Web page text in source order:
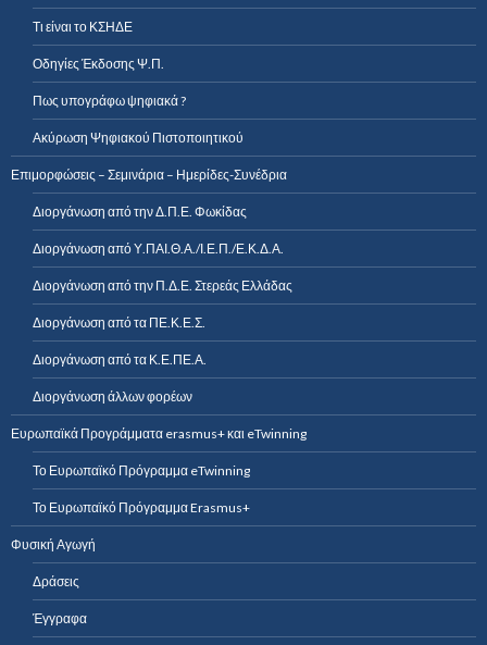
Τι είναι το ΚΣΗΔΕ
Οδηγίες Έκδοσης Ψ.Π.
Πως υπογράφω ψηφιακά ?
Ακύρωση Ψηφιακού Πιστοποιητικού
Επιμορφώσεις – Σεμινάρια – Ημερίδες-Συνέδρια
Διοργάνωση από την Δ.Π.Ε. Φωκίδας
Διοργάνωση από Υ.ΠΑΙ.Θ.Α./Ι.Ε.Π./Ε.Κ.Δ.Α.
Διοργάνωση από την Π.Δ.Ε. Στερεάς Ελλάδας
Διοργάνωση από τα ΠΕ.Κ.Ε.Σ.
Διοργάνωση από τα Κ.Ε.ΠΕ.Α.
Διοργάνωση άλλων φορέων
Ευρωπαϊκά Προγράμματα erasmus+ και eTwinning
Το Ευρωπαϊκό Πρόγραμμα eTwinning
Το Ευρωπαϊκό Πρόγραμμα Erasmus+
Φυσική Αγωγή
Δράσεις
Έγγραφα